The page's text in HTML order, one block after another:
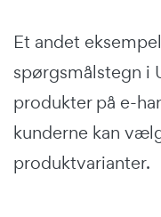
Et andet
spørgsmålstegn i
produkter på e-
kunderne kan
produktvarianter.